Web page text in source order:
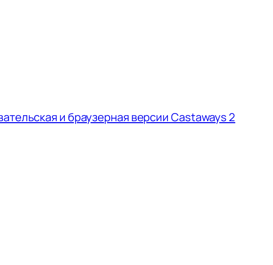
и браузерная версии Castaways 2